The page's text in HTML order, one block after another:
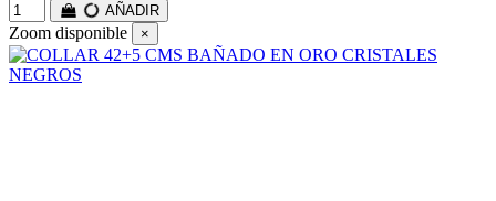
AÑADIR
Zoom disponible ×